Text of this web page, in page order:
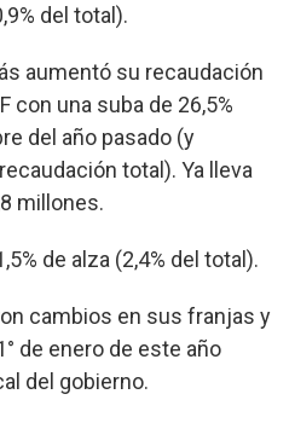
del total).
aumentó su recaudación
con una suba de 26,5%
del año pasado (y
total). Ya lleva
millones.
de alza (2,4% del total).
cambios en sus franjas y
de enero de este año
del gobierno.